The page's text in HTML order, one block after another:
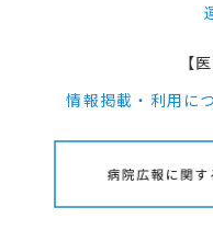
【
情報掲載・利用に